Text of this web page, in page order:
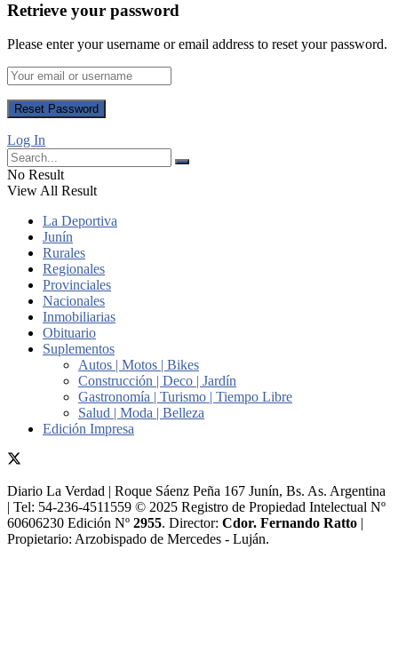
Retrieve your password
Please enter your username or email address to reset your password.
Log In
No Result
View All Result
La Deportiva
Junín
Rurales
Regionales
Provinciales
Nacionales
Inmobiliarias
Obituario
Suplementos
Autos | Motos | Bikes
Construcción | Deco | Jardín
Gastronomía | Turismo | Tiempo Libre
Salud | Moda | Belleza
Edición Impresa
Diario La Verdad | Roque Sáenz Peña 167 Junín, Bs. As. Argentina
| Tel: 54-236-4511559 © 2025 Registro de Propiedad Intelectual Nº
60606230 Edición Nº 2955. Director:​ Cdor. Fernando Ratto |
Propietario:​ Arzobispado de Mercedes - Luján.